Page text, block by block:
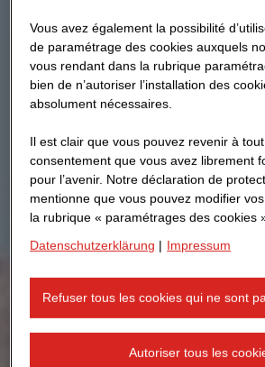
Vous avez également la possibilité
de paramétrage des cookies auxquels
vous rendant dans la rubrique
bien de n’autoriser l’installation des
absolument nécessaires.
Il est clair que vous pouvez revenir à
consentement que vous avez librement
pour l’avenir. Notre déclaration de
mentionne que vous pouvez modifier
la rubrique « paramétrages des cookies
Datenschutzerklärung | Impressum
Refuser tous les cookies qui ne sont
Autoriser tous les